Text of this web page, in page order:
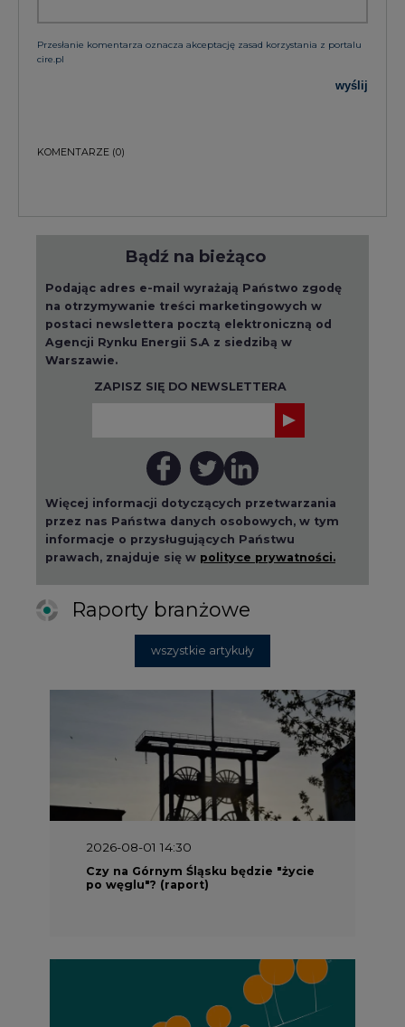
Podając adres e-mail wyrażają Państwo zgodę
na otrzymywanie treści marketingowych w
postaci newslettera pocztą elektroniczną od
Agencji Rynku Energii S.A z siedzibą w
Warszawie.
ZAPISZ SIĘ DO NEWSLETTERA
Więcej informacji dotyczących przetwarzania
przez nas Państwa danych osobowych, w tym
informacje o przysługujących Państwu
prawach, znajduje się w polityce prywatności.
Raporty branżowe
2026-08-01 14:30
Czy na Górnym Śląsku będzie "życie
po węglu"? (raport)